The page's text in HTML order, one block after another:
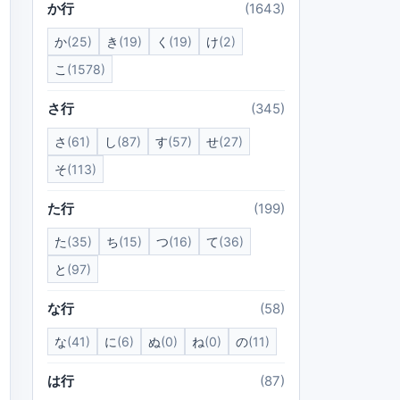
か行 (1643)
か(25) き (19) く (19) け(2)
こ (1578)
さ行 (345)
さ (61) し(87) す(57) せ(27)
そ(113)
た行 (199)
た(35) ち(15) つ(16) て(36)
と (97)
な行 (58)
な(41) に(6) ぬ(0) ね(0) の(11)
は行 (87)